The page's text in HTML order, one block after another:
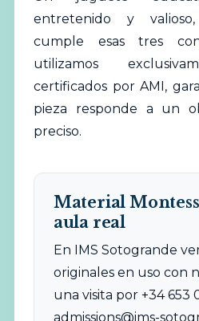
entretenido y
cumple esas tres
utilizamos
certificados por AMI,
pieza responde a un
preciso.
Material
aula real
En IMS Sotogrande
originales en uso con
una visita por +34 653
admissions@ims-